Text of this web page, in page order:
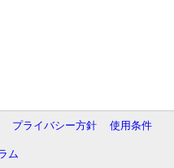
プライバシー方針
使用条件
ム